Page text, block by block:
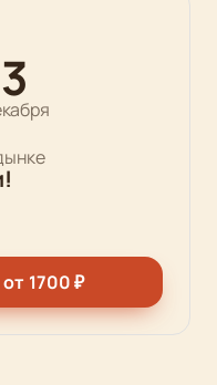
от 1700₽